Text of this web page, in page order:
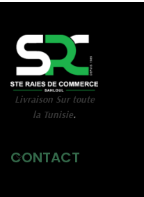
Livraison Sur toute
la Tunisie.
CONTACT